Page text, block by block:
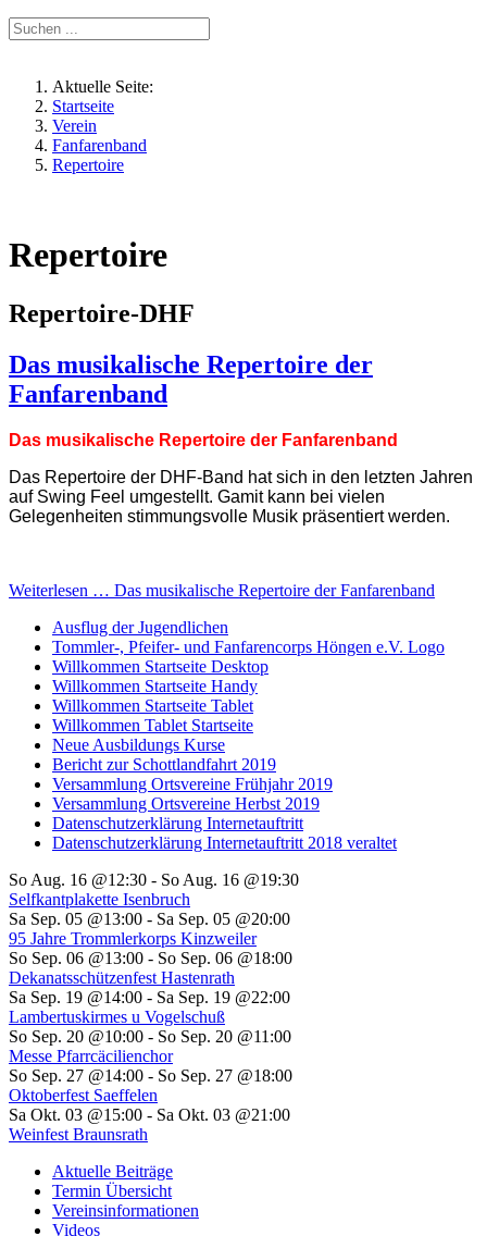
Aktuelle Seite:
Startseite
Verein
Fanfarenband
Repertoire
Repertoire
Repertoire-DHF
Das musikalische Repertoire der
Fanfarenband
Das musikalische Repertoire der Fanfarenband
Das Repertoire der DHF-Band hat sich in den letzten Jahren
auf Swing Feel umgestellt. Gamit kann bei vielen
Gelegenheiten stimmungsvolle Musik präsentiert werden.
Weiterlesen … Das musikalische Repertoire der Fanfarenband
Ausflug der Jugendlichen
Tommler-, Pfeifer- und Fanfarencorps Höngen e.V. Logo
Willkommen Startseite Desktop
Willkommen Startseite Handy
Willkommen Startseite Tablet
Willkommen Tablet Startseite
Neue Ausbildungs Kurse
Bericht zur Schottlandfahrt 2019
Versammlung Ortsvereine Frühjahr 2019
Versammlung Ortsvereine Herbst 2019
Datenschutzerklärung Internetauftritt
Datenschutzerklärung Internetauftritt 2018 veraltet
So Aug. 16 @12:30 - So Aug. 16 @19:30
Selfkantplakette Isenbruch
Sa Sep. 05 @13:00 - Sa Sep. 05 @20:00
95 Jahre Trommlerkorps Kinzweiler
So Sep. 06 @13:00 - So Sep. 06 @18:00
Dekanatsschützenfest Hastenrath
Sa Sep. 19 @14:00 - Sa Sep. 19 @22:00
Lambertuskirmes u Vogelschuß
So Sep. 20 @10:00 - So Sep. 20 @11:00
Messe Pfarrcäcilienchor
So Sep. 27 @14:00 - So Sep. 27 @18:00
Oktoberfest Saeffelen
Sa Okt. 03 @15:00 - Sa Okt. 03 @21:00
Weinfest Braunsrath
Aktuelle Beiträge
Termin Übersicht
Vereinsinformationen
Videos